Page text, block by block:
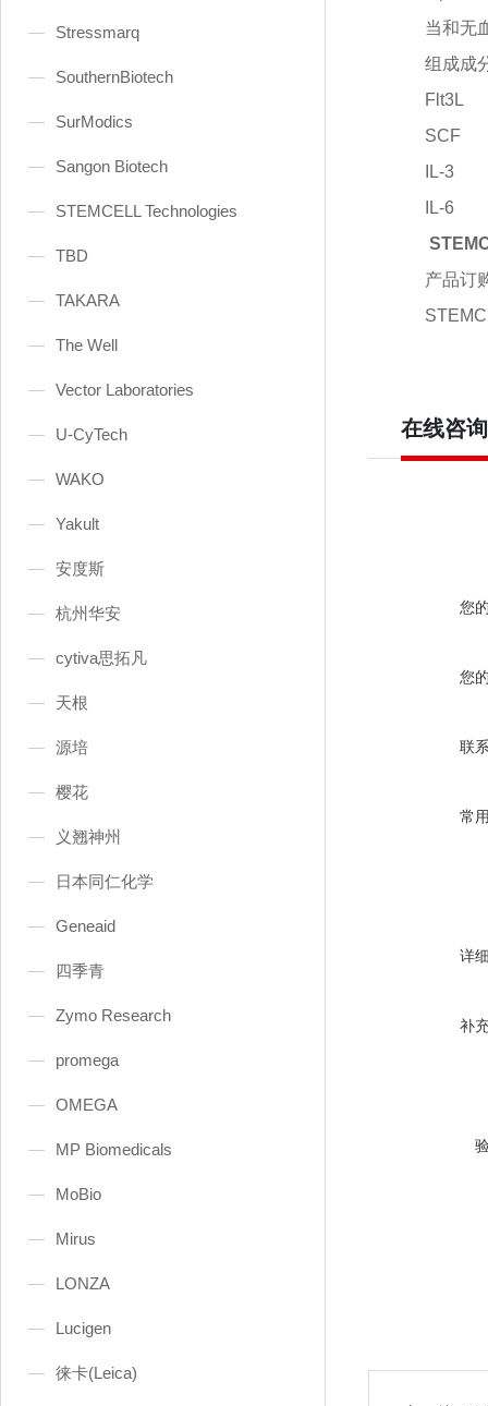
Stressmarq
SouthernBiotech
SurModics
Sangon Biotech
STEMCELL Technologies
TBD
TAKARA
The Well
Vector Laboratories
U-CyTech
WAKO
Yakult
安度斯
杭州华安
cytiva思拓凡
天根
源培
樱花
义翘神州
日本同仁化学
Geneaid
四季青
Zymo Research
promega
OMEGA
MP Biomedicals
MoBio
Mirus
LONZA
Lucigen
徕卡(Leica)
当和无
组成成
Flt3L
SCF
IL-3
IL-6
产品订
在线咨询
您
您
联
常
详
补